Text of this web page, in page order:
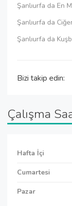
Şanlıurfa da En
Şanlıurfa da
Şanlıurfa da
Bizi takip edin:
Çalışma
Hafta İçi
Cumartesi
Pazar